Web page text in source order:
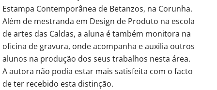
Estampa Contemporânea de Betanzos, na Corunha.
Além de mestranda em Design de Produto na escola
de artes das Caldas, a aluna é também monitora na
oficina de gravura, onde acompanha e auxilia outros
alunos na produção dos seus trabalhos nesta área.
A autora não podia estar mais satisfeita com o facto
de ter recebido esta distinção.